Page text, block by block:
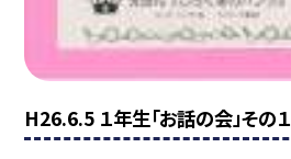
H26.6.5 １年生「お話の会」その１